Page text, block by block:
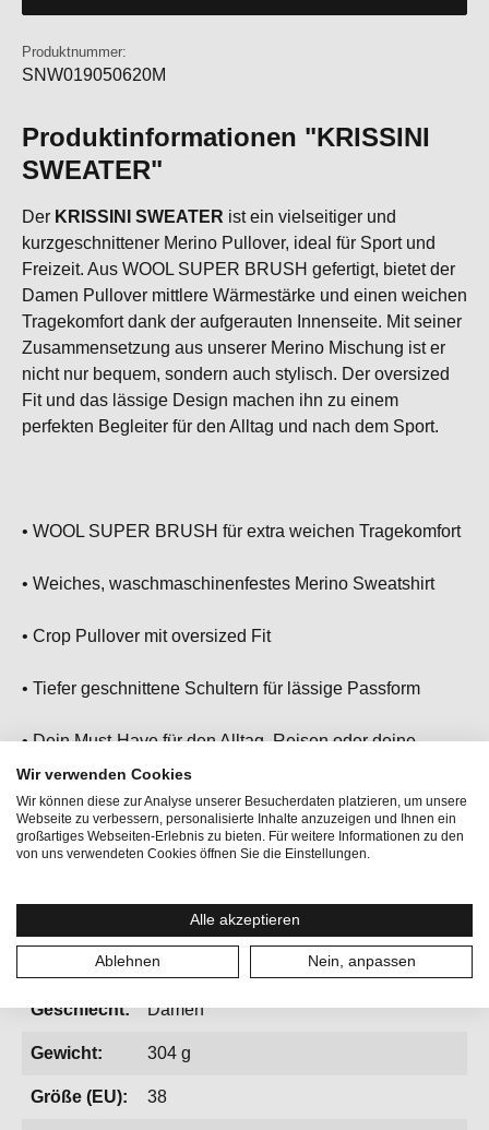
Produktnummer:
SNW019050620M
Produktinformationen "KRISSINI
SWEATER"
Der KRISSINI SWEATER ist ein vielseitiger und
kurzgeschnittener Merino Pullover, ideal für Sport und
Freizeit. Aus WOOL SUPER BRUSH gefertigt, bietet der
Damen Pullover mittlere Wärmestärke und einen weichen
Tragekomfort dank der aufgerauten Innenseite. Mit seiner
Zusammensetzung aus unserer Merino Mischung ist er
nicht nur bequem, sondern auch stylisch. Der oversized
Fit und das lässige Design machen ihn zu einem
perfekten Begleiter für den Alltag und nach dem Sport.
• WOOL SUPER BRUSH für extra weichen Tragekomfort
• Weiches, waschmaschinenfestes Merino Sweatshirt
• Crop Pullover mit oversized Fit
• Tiefer geschnittene Schultern für lässige Passform
• Dein Must-Have für den Alltag, Reisen oder deine
Yoga/Pilates Session
Aktivitäten:
Bergsport, Fitness & Running,
Homewear, Lifestyle, Reisen, Yoga
Geschlecht: Damen
Gewicht: 304 g
Größe (EU): 38
Wir verwenden Cookies
Wir können diese zur Analyse unserer Besucherdaten platzieren, um unsere
Webseite zu verbessern, personalisierte Inhalte anzuzeigen und Ihnen ein
großartiges Webseiten-Erlebnis zu bieten. Für weitere Informationen zu den
von uns verwendeten Cookies öffnen Sie die Einstellungen.
Alle akzeptieren
Ablehnen Nein, anpassen